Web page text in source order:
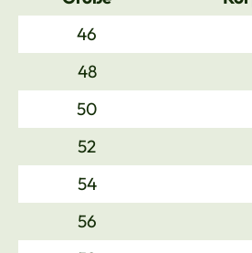
46
48
50
52
54
56